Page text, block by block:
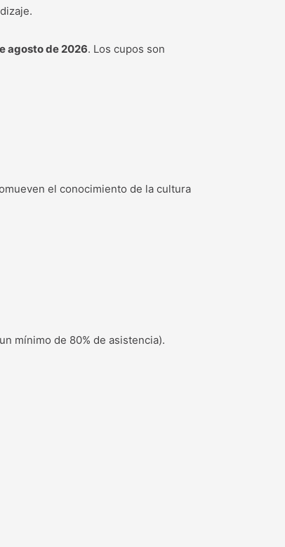
agosto de 2026. Los cupos son
el conocimiento de la cultura
mínimo de 80% de asistencia).